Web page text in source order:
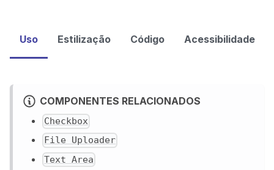
Uso Estilização Código Acessibilidade
COMPONENTES RELACIONADOS
Checkbox
File Uploader
Text Area